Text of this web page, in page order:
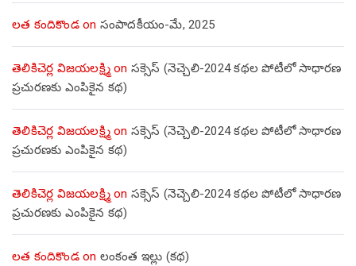
లత కందికొండon సంపాదకీయం-మే, 2025
తెలికిచెర్ల విజయలక్ష్మిon సక్సెస్ (నెచ్చెలి-2024 కథల పోటీలో సాధారణ
ప్రచురణకు ఎంపికైన కథ)
తెలికిచెర్ల విజయలక్ష్మిon సక్సెస్ (నెచ్చెలి-2024 కథల పోటీలో సాధారణ
ప్రచురణకు ఎంపికైన కథ)
తెలికిచెర్ల విజయలక్ష్మిon సక్సెస్ (నెచ్చెలి-2024 కథల పోటీలో సాధారణ
ప్రచురణకు ఎంపికైన కథ)
లత కందికొండon లంకంత ఇల్లు (కథ)